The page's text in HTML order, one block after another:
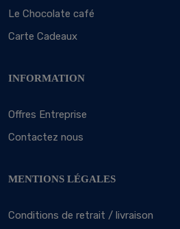
Le Chocolate café
Carte Cadeaux
INFORMATION
Offres Entreprise
Contactez nous
MENTIONS LÉGALES
Conditions de retrait / livraison